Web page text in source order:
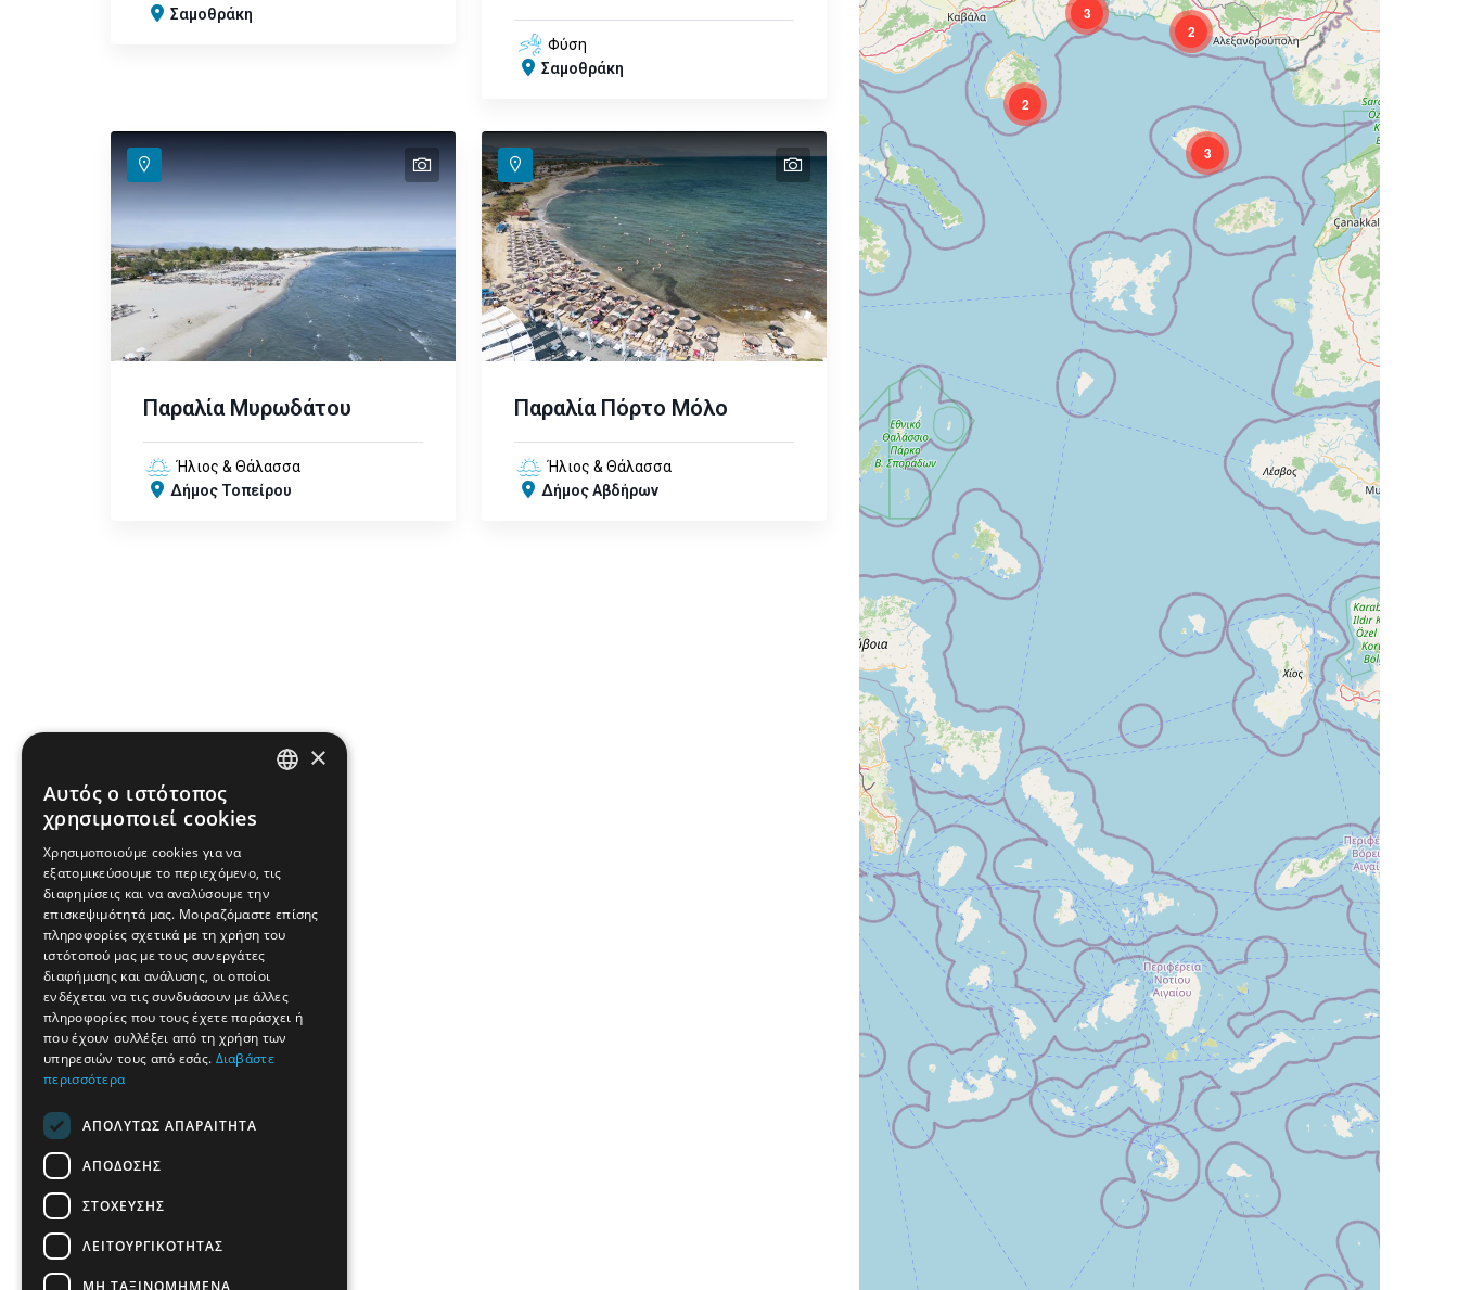
Σαμοθράκη
Φύση
Σαμοθράκη
text
text
text
text
Παραλία Μυρωδάτου
Ήλιος & Θάλασσα
Δήμος Τοπείρου
text
text
Παραλία Πόρτο Μόλο
Ήλιος & Θάλασσα
Δήμος Αβδήρων
3
3
2
2
FRENCH
BULGARIAN
ROMANIAN
TURKISH
×
Αυτός ο ιστότοπος
χρησιμοποιεί cookies
Χρησιμοποιούμε cookies για να
εξατομικεύσουμε το περιεχόμενο, τις
διαφημίσεις και να αναλύσουμε την
επισκεψιμότητά μας. Μοιραζόμαστε επίσης
πληροφορίες σχετικά με τη χρήση του
ιστότοπού μας με τους συνεργάτες
διαφήμισης και ανάλυσης, οι οποίοι
ενδέχεται να τις συνδυάσουν με άλλες
πληροφορίες που τους έχετε παράσχει ή
που έχουν συλλέξει από τη χρήση των
υπηρεσιών τους από εσάς. Διαβάστε
περισσότερα
ΑΠΟΛΎΤΩΣ ΑΠΑΡΑΊΤΗΤΑ
ΑΠΌΔΟΣΗΣ
ΣΤΌΧΕΥΣΗΣ
ΛΕΙΤΟΥΡΓΙΚΌΤΗΤΑΣ
ΜΗ ΤΑΞΙΝΟΜΗΜΈΝΑ